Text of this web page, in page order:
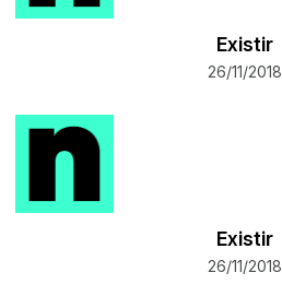
Existir
26/11/2018
Existir
26/11/2018